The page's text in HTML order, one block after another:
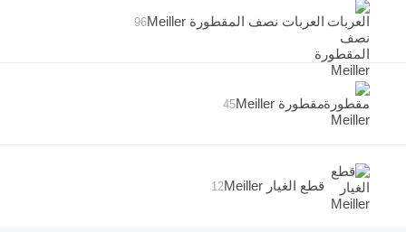
العربات نصف المقطورة Meiller 96
مقطورة Meiller 45
قطع الغيار Meiller 12